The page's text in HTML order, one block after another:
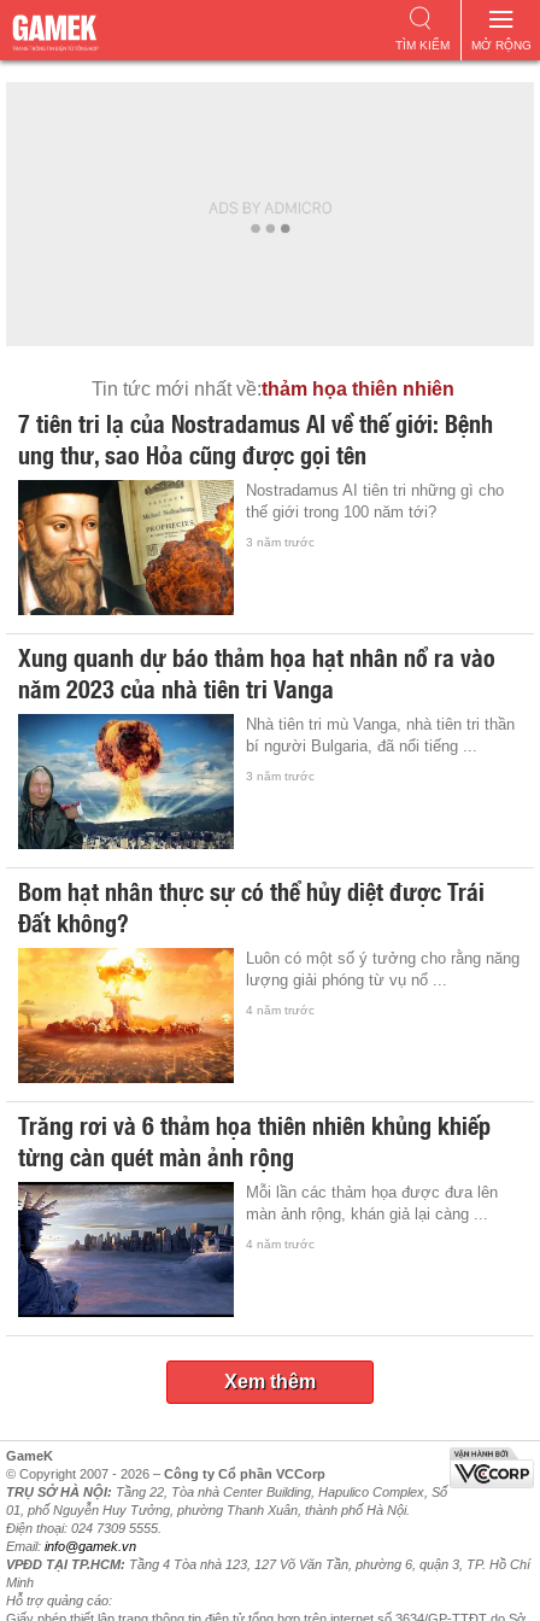
MỞ RỘNG
TÌM KIẾM
Tin tức mới nhất về:thảm họa thiên nhiên
7 tiên tri lạ của Nostradamus AI về thế giới: Bệnh
ung thư, sao Hỏa cũng được gọi tên
Nostradamus AI tiên tri những gì cho
thế giới trong 100 năm tới?
3 năm trước
Xung quanh dự báo thảm họa hạt nhân nổ ra vào
năm 2023 của nhà tiên tri Vanga
Nhà tiên tri mù Vanga, nhà tiên tri thần
bí người Bulgaria, đã nổi tiếng ...
3 năm trước
Bom hạt nhân thực sự có thể hủy diệt được Trái
Đất không?
Luôn có một số ý tưởng cho rằng năng
lượng giải phóng từ vụ nổ ...
4 năm trước
Trăng rơi và 6 thảm họa thiên nhiên khủng khiếp
từng càn quét màn ảnh rộng
Mỗi lần các thảm họa được đưa lên
màn ảnh rộng, khán giả lại càng ...
4 năm trước
Xem thêm
GameK
© Copyright 2007 - 2026 – Công ty Cổ phần VCCorp
TRỤ SỞ HÀ NỘI: Tầng 22, Tòa nhà Center Building, Hapulico Complex, Số
01, phố Nguyễn Huy Tưởng, phường Thanh Xuân, thành phố Hà Nội.
Điện thoại: 024 7309 5555.
Email: info@gamek.vn
VPĐD TẠI TP.HCM: Tầng 4 Tòa nhà 123, 127 Võ Văn Tần, phường 6, quận 3, TP. Hồ Chí
Minh
Hỗ trợ quảng cáo: